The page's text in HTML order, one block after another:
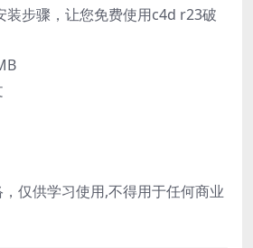
装步骤，让您免费使用c4d r23破
仅供学习使用,不得用于任何商业